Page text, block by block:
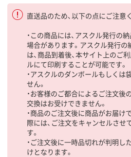
直送品のため、以下の点にご注意
・この商品には、アスクル発行の
場合があります。アスクル発行
は、商品到着後、本サイト上のご
ルにて印刷することが可能です。
・アスクルのダンボールもしくは
せん。
・お客様のご都合によるご注文後
交換はお受けできません。
・商品のご注文後に商品がお届け
際には、ご注文をキャンセルさせ
す。
・ご注文後に一時品切れが判明し
けとなります。